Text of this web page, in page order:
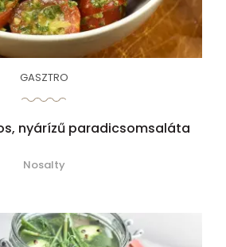
GASZTRO
nyárízű paradicsomsaláta
Nosalty